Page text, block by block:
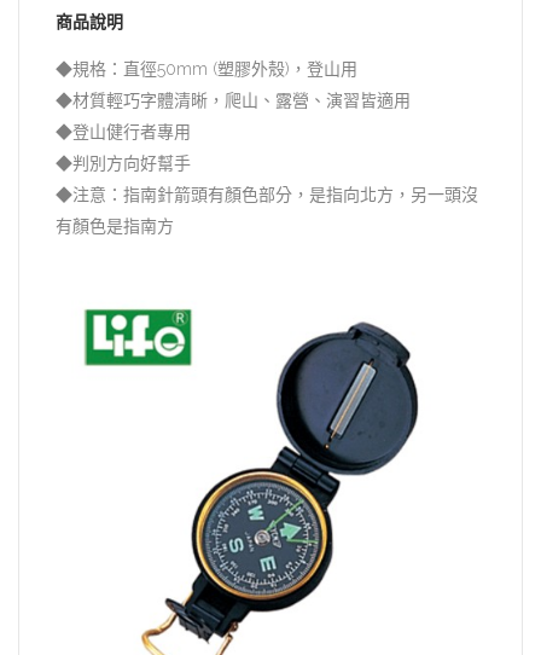
商品說明
◆規格：直徑50mm (塑膠外殼)，登山用
◆材質輕巧字體清晰，爬山、露營、演習皆適用
◆登山健行者專用
◆判別方向好幫手
◆注意：指南針箭頭有顏色部分，是指向北方，另一頭沒
有顏色是指南方